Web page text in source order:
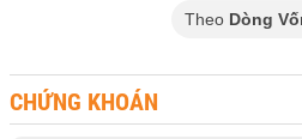
Theo Dòng
CHỨNG KHOÁN